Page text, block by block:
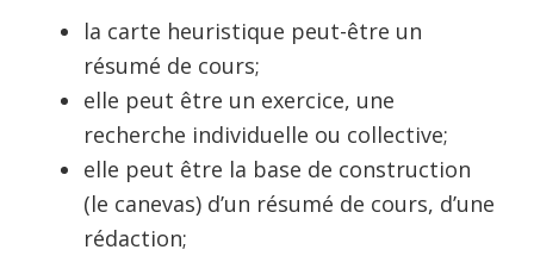
la carte heuristique peut-être un
résumé de cours;
elle peut être un exercice, une
recherche individuelle ou collective;
elle peut être la base de construction
(le canevas) d’un résumé de cours, d’une
rédaction;